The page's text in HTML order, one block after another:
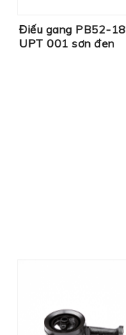
Điếu gang PB52-18
UPT 001 sơn đen